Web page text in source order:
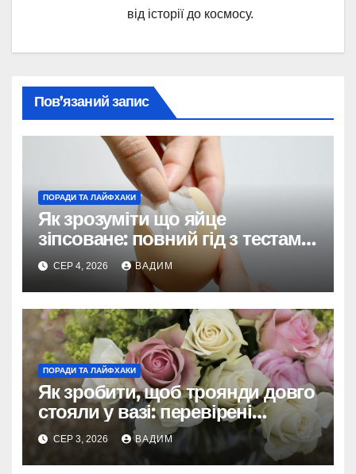
від історії до космосу.
Пов’язаний запис
ПОРАДИ ТА ЛАЙФХАКИ
Як зрозуміти що яйце
зіпсоване: повний гід з тестами
та поясненнями
СЕР 4, 2026 ВАДИМ
ПОРАДИ ТА ЛАЙФХАКИ
Як зробити, щоб троянди довго
стояли у вазі: перевірені
способи 2026
СЕР 3, 2026 ВАДИМ